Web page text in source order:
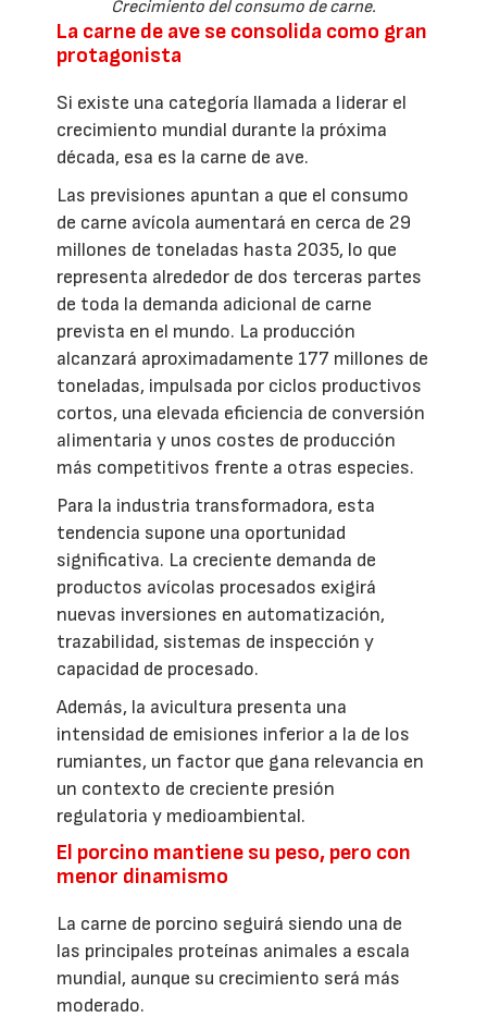
Crecimiento del consumo de carne.
La carne de ave se consolida como gran
protagonista
Si existe una categoría llamada a liderar el
crecimiento mundial durante la próxima
década, esa es la carne de ave.
Las previsiones apuntan a que el consumo
de carne avícola aumentará en cerca de 29
millones de toneladas hasta 2035, lo que
representa alrededor de dos terceras partes
de toda la demanda adicional de carne
prevista en el mundo. La producción
alcanzará aproximadamente 177 millones de
toneladas, impulsada por ciclos productivos
cortos, una elevada eficiencia de conversión
alimentaria y unos costes de producción
más competitivos frente a otras especies.
Para la industria transformadora, esta
tendencia supone una oportunidad
significativa. La creciente demanda de
productos avícolas procesados exigirá
nuevas inversiones en automatización,
trazabilidad, sistemas de inspección y
capacidad de procesado.
Además, la avicultura presenta una
intensidad de emisiones inferior a la de los
rumiantes, un factor que gana relevancia en
un contexto de creciente presión
regulatoria y medioambiental.
El porcino mantiene su peso, pero con
menor dinamismo
La carne de porcino seguirá siendo una de
las principales proteínas animales a escala
mundial, aunque su crecimiento será más
moderado.